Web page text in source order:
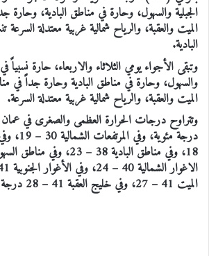
الجبلية والسهول، وحارة في مناطق البادية، وحارة
الميت والعقبة، والرياح شمالية غربية معتدلة
البادية.
وتبقى الأجواء يومي الثلاثاء والاربعاء، حارة نسبياً
والسهول، وحارة في مناطق البادية وحارة جداً في
الميت والعقبة، والرياح شمالية غربية معتدلة السرعة.
الميت 41 – 27، وفي خليج العقبة 41 – 28 درجة مئوية.